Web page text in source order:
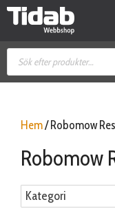
Hoppa
Produktsökning
Hem/ Robomow
Robomow
Kategori